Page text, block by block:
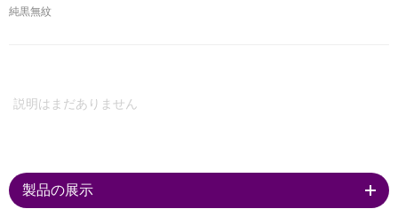
純黒無紋
説明はまだありません
製品の展示